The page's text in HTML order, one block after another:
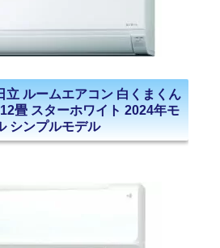
立 ルームエアコン 白くまくん
畳 スターホワイト 2024年モ
シンプルモデル